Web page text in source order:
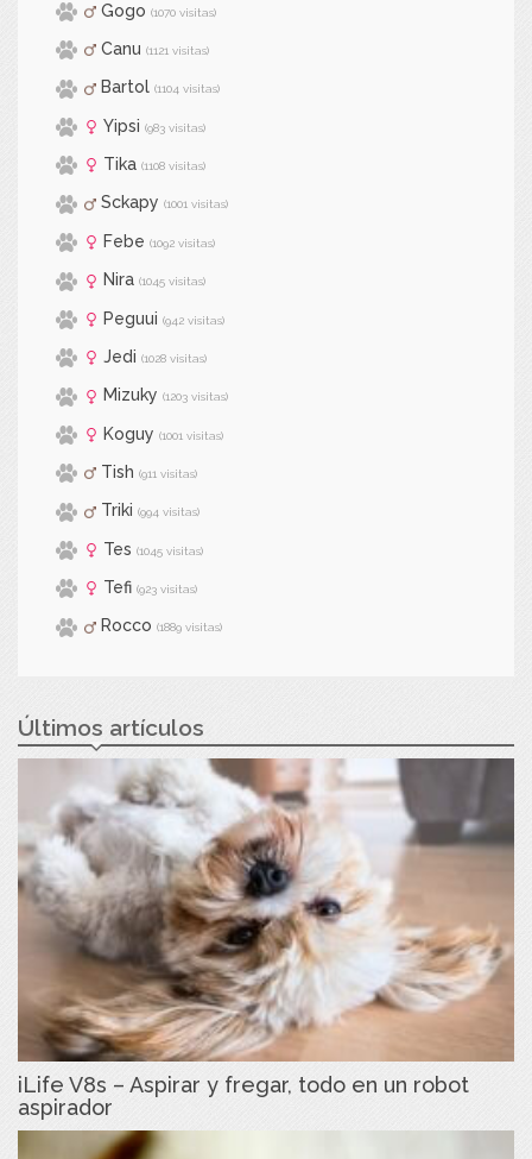
Gogo (1070 visitas)
Canu (1121 visitas)
Bartol (1104 visitas)
Yipsi (983 visitas)
Tika (1108 visitas)
Sckapy (1001 visitas)
Febe (1092 visitas)
Nira (1045 visitas)
Peguui (942 visitas)
Jedi (1028 visitas)
Mizuky (1203 visitas)
Koguy (1001 visitas)
Tish (911 visitas)
Triki (994 visitas)
Tes (1045 visitas)
Tefi (923 visitas)
Rocco (1889 visitas)
Últimos artículos
iLife V8s – Aspirar y fregar, todo en un robot
aspirador